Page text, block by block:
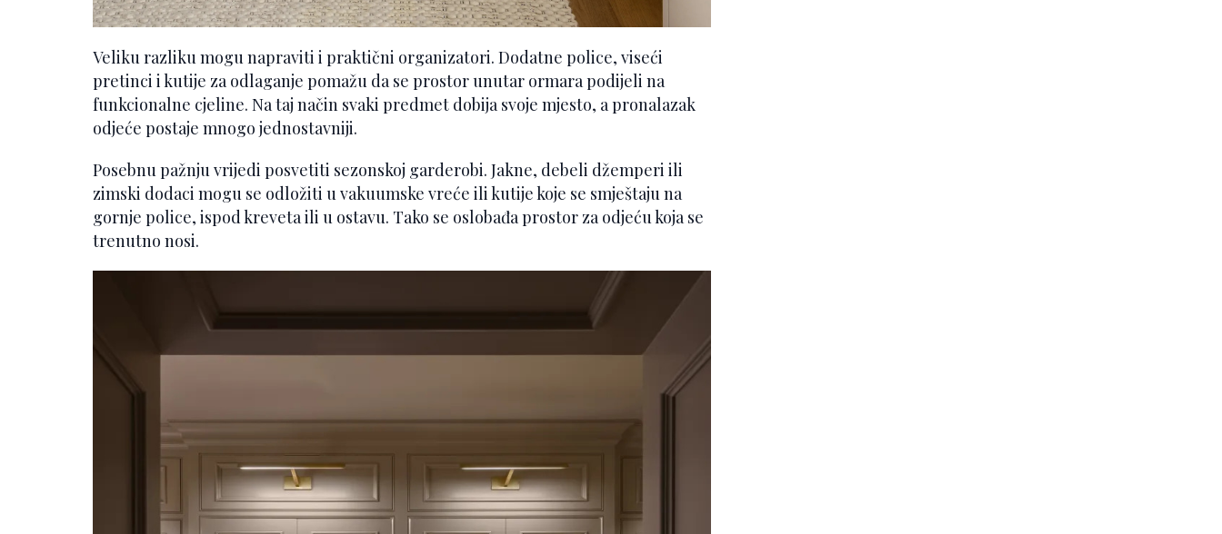
Veliku razliku mogu napraviti i praktični organizatori. Dodatne police, viseći
pretinci i kutije za odlaganje pomažu da se prostor unutar ormara podijeli na
funkcionalne cjeline. Na taj način svaki predmet dobija svoje mjesto, a pronalazak
odjeće postaje mnogo jednostavniji.
Posebnu pažnju vrijedi posvetiti sezonskoj garderobi. Jakne, debeli džemperi ili
zimski dodaci mogu se odložiti u vakuumske vreće ili kutije koje se smještaju na
gornje police, ispod kreveta ili u ostavu. Tako se oslobađa prostor za odjeću koja se
trenutno nosi.